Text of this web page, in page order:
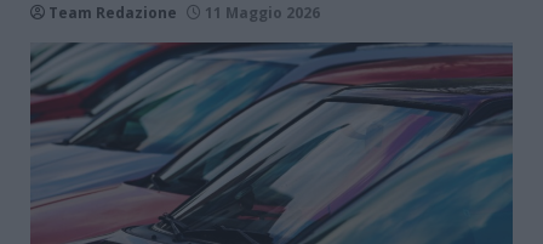
Team Redazione 11 Maggio 2026